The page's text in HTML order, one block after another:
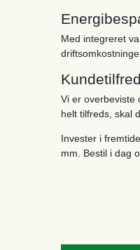
Med integreret
Vi er overbeviste
helt tilfreds, skal
Invester i
mm. Bestil i dag